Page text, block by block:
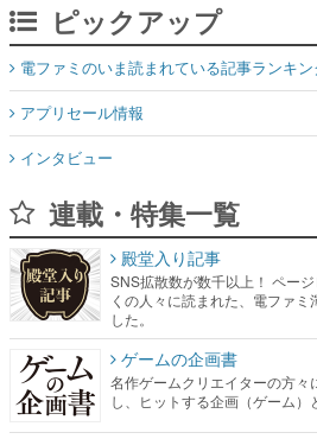
ピックアップ
電ファミのいま読まれている記事ランキ
アプリセール情報
インタビュー
連載・特集一覧
殿堂入り記事
SNS拡散数が数千以上！ ペー
くの人々に読まれた、電ファミ
した。
ゲームの企画書
名作ゲームクリエイターの方々
し、ヒットする企画（ゲーム）